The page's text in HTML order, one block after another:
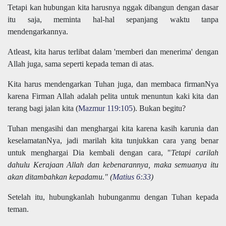
Tetapi kan hubungan kita harusnya nggak dibangun dengan dasar
itu saja, meminta hal-hal sepanjang waktu tanpa
mendengarkannya.
Atleast, kita harus terlibat dalam 'memberi dan menerima' dengan
Allah juga, sama seperti kepada teman di atas.
Kita harus mendengarkan Tuhan juga, dan membaca firmanNya
karena Firman Allah adalah pelita untuk menuntun kaki kita dan
terang bagi jalan kita (Mazmur 119:105). Bukan begitu?
Tuhan mengasihi dan menghargai kita karena kasih karunia dan
keselamatanNya, jadi marilah kita tunjukkan cara yang benar
untuk menghargai Dia kembali dengan cara, "Tetapi carilah
dahulu Kerajaan Allah dan kebenarannya, maka semuanya itu
akan ditambahkan kepadamu." (Matius 6:33)
Setelah itu, hubungkanlah hubunganmu dengan Tuhan kepada
teman.